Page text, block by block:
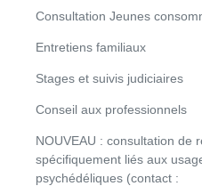
Consultation Jeunes
Entretiens familiaux
Stages et suivis judiciaires
Conseil aux professionnels
NOUVEAU : consultation de
spécifiquement liés aux
psychédéliques (contact :